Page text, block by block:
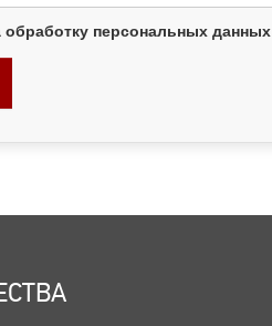
обработку персональных данных